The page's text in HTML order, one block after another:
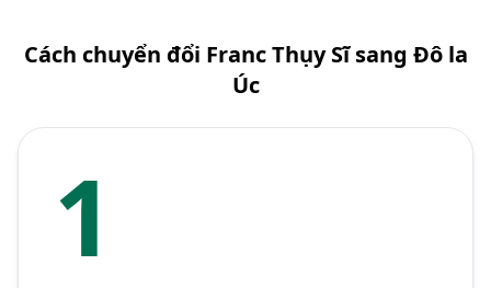
Cách chuyển đổi Franc Thụy Sĩ sang Đô la
Úc
1